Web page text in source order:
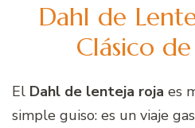
Dahl de
Clásico
El Dahl de lenteja roja es
simple guiso: es un viaje